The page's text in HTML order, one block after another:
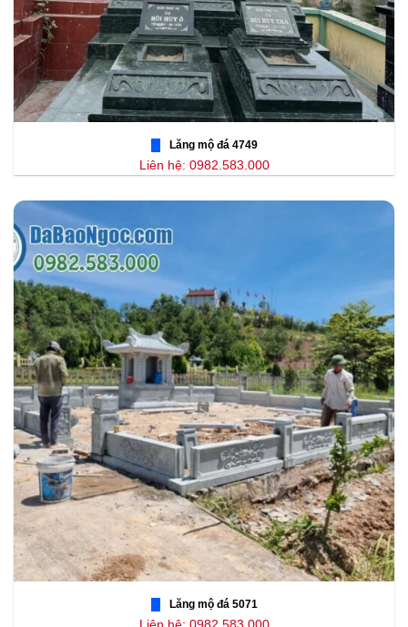
Lăng mộ đá 4749
Liên hệ: 0982.583.000
Lăng mộ đá 5071